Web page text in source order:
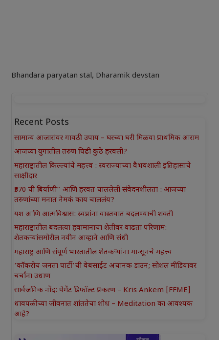
Bhandara paryatan stal, Dharamik devstan
Recent Posts
सामान्य आजारांवर गावठी उपाय – घरच्या घरी मिळवा प्राथमिक आराम
आजच्या युगातील तरुण पिढी कुठे हरवली?
महाराष्ट्रातील किल्ल्यांचे महत्त्व : स्वराज्याच्या वैभवशाली इतिहासाचे
साक्षीदार
₹370 ची बिर्याणी” आणि हरवत चाललेली संवेदनशीलता : आजच्या
तरुणांच्या मनात नेमकं काय चाललंय?
यश आणि आत्मविश्वास: स्वप्नांना वास्तवात बदलण्याची शक्ती
महाराष्ट्रातील बदलत्या हवामानाचा शेतीवर वाढता परिणाम:
शेतकऱ्यांसमोरील नवीन आव्हाने आणि संधी
महाराष्ट्र आणि संपूर्ण भारतातील शेतकऱ्यांना मान्सूनचे महत्त्व
‘कॉकरोच जनता पार्टी’ची वेबसाईट अचानक डाउन; सोशल मीडियावर
चर्चांना उधाण
सार्वजनिक नोंद: पेमेंट डिफॉल्ट प्रकरण – Kris Ankem [FFME]
धावपळीच्या जीवनात शांततेचा शोध – Meditation का आवश्यक
आहे?